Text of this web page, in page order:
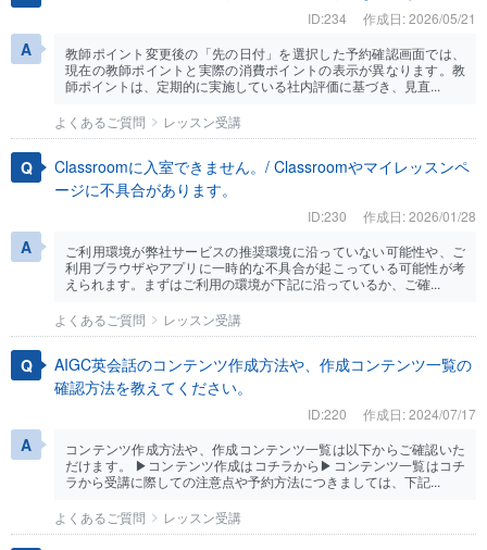
ID:234
作成日: 2026/05/21
教師ポイント変更後の「先の日付」を選択した予約確認画面では、
現在の教師ポイントと実際の消費ポイントの表示が異なります。教
師ポイントは、定期的に実施している社内評価に基づき、見直...
よくあるご質問
レッスン受講
Classroomに入室できません。/ Classroomやマイレッスンペ
ージに不具合があります。
ID:230
作成日: 2026/01/28
ご利用環境が弊社サービスの推奨環境に沿っていない可能性や、ご
利用ブラウザやアプリに一時的な不具合が起こっている可能性が考
えられます。まずはご利用の環境が下記に沿っているか、ご確...
よくあるご質問
レッスン受講
AIGC英会話のコンテンツ作成方法や、作成コンテンツ一覧の
確認方法を教えてください。
ID:220
作成日: 2024/07/17
コンテンツ作成方法や、作成コンテンツ一覧は以下からご確認いた
だけます。 ▶コンテンツ作成はコチラから▶コンテンツ一覧はコチ
ラから受講に際しての注意点や予約方法につきましては、下記...
よくあるご質問
レッスン受講